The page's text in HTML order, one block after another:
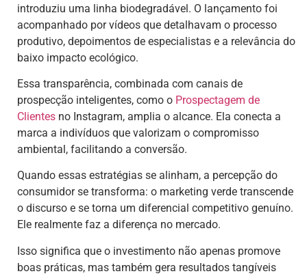
introduziu uma linha biodegradável. O lançamento foi
acompanhado por vídeos que detalhavam o processo
produtivo, depoimentos de especialistas e a relevância do
baixo impacto ecológico.
Essa transparência, combinada com canais de
prospecção inteligentes, como o Prospectagem de
Clientes no Instagram, amplia o alcance. Ela conecta a
marca a indivíduos que valorizam o compromisso
ambiental, facilitando a conversão.
Quando essas estratégias se alinham, a percepção do
consumidor se transforma: o marketing verde transcende
o discurso e se torna um diferencial competitivo genuíno.
Ele realmente faz a diferença no mercado.
Isso significa que o investimento não apenas promove
boas práticas, mas também gera resultados tangíveis